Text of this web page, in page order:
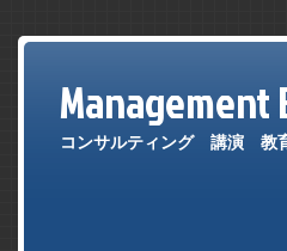
コンサルティング 講演 教